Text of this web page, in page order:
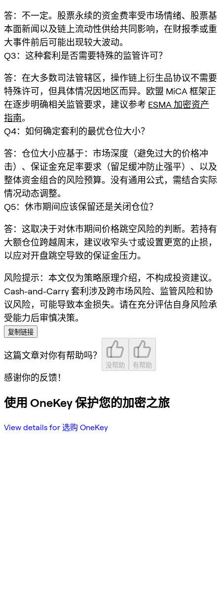
答：不一定。股票永续的资金费率受市场情绪、股票基
本面新闻以及链上流动性供给共同影响，在财报季或重
大事件前后可能出现较大波动。
Q3：这种套利是否需要特殊的监管许可？
答：在大多数司法管辖区，操作链上衍生品协议不需要
特殊许可，但具体情况因地区而异。欧盟 MiCA 框架正
在逐步明确相关监管要求，建议参考 ESMA 加密资产
指南。
Q4：如何确定套利的最优仓位大小？
答：仓位大小应基于：市场深度（避免过大的价格冲
击）、保证金充足率要求（留足缓冲防止强平）、以及
整体资金组合的风险预算。没有通用公式，需结合实际
情况动态调整。
Q5：休市期间应该保留还是关闭仓位？
答：这取决于对休市期间价格跳空风险的判断。若持有
大额仓位跨越周末，建议收窄头寸或设置更宽的止损，
以应对开盘跳空导致的保证金压力。
风险提示：本文仅为策略原理介绍，不构成投资建议。
Cash-and-Carry 套利涉及跨市场风险、监管风险和协
议风险，可能导致本金损失。请在充分评估自身风险承
受能力后审慎决策。
复制链接
这篇文章对你有帮助吗？
没帮助 有帮助
感谢你的反馈！
使用 OneKey 保护您的加密之旅
View details for 选购 OneKey